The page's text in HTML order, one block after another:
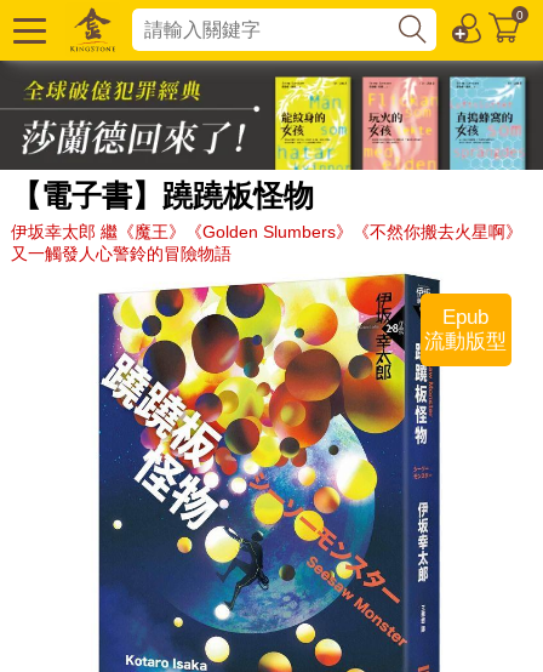
0
【電子書】蹺蹺板怪物
伊坂幸太郎 繼《魔王》《Golden Slumbers》《不然你搬去火星啊》
又一觸發人心警鈴的冒險物語
Epub
流動版型